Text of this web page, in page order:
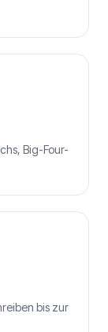
Big-Four-
bis zur